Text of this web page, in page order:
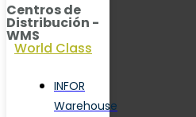
Centros de
Distribución -
WMS
World Class
INFOR
Warehouse